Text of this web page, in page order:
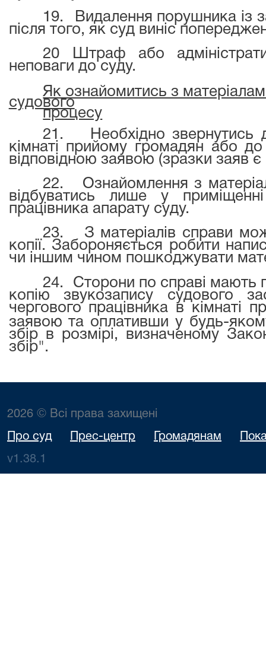
19.
Видалення порушника із
після того, як суд виніс
20 Штраф або
неповаги до суду.
Як ознайомитись з
судового
процесу
21.
Необхідно звернутись
кімнаті прийому громадян або
відповідною заявою (зразки заяв є
22.
Ознайомлення з
відбуватись лише у
працівника апарату суду.
23.
З матеріалів справи
копії. Забороняється робити
чи іншим чином пошкоджувати
24.
Сторони по справі мають
копію звукозапису судового
чергового працівника в кімнаті
заявою та оплативши у будь-
збір в розмірі, визначеному
збір".
2026 © Всі права захищені
Про суд Прес-центр Громадянам
v1.38.1